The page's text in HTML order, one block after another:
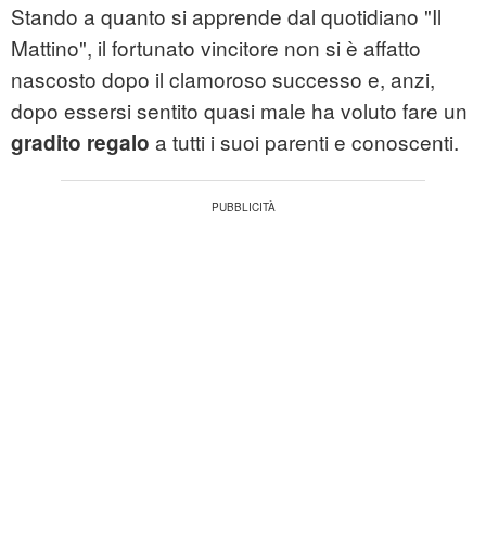
Stando a quanto si apprende dal quotidiano "Il
Mattino", il fortunato vincitore non si è affatto
nascosto dopo il clamoroso successo e, anzi,
dopo essersi sentito quasi male ha voluto fare un
gradito regalo a tutti i suoi parenti e conoscenti.